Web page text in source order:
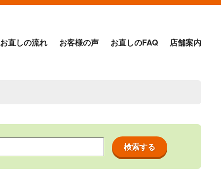
お直しの流れ お客様の声 お直しのFAQ 店舗案内